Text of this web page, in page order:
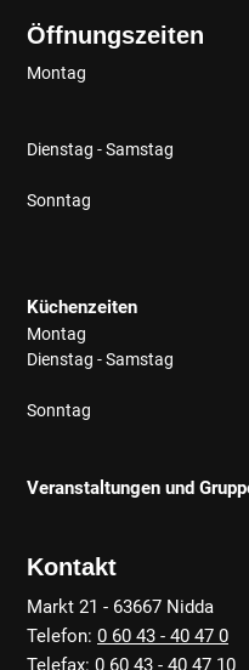
Öffnungszeiten
Montag
Dienstag - Samstag
Sonntag
Küchenzeiten
Montag
Dienstag - Samstag
Sonntag
Veranstaltungen und
Kontakt
Markt 21 - 63667 Nidda
Telefon: 0 60 43 - 40 47 0
Telefax: 0 60 43 - 40 47 10